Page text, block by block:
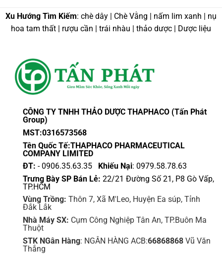
Xu Hướng Tìm Kiếm: chè dây | Chè Vằng | nấm lim xanh | nụ
hoa tam thất | rượu cần | trái nhàu | thảo dược | Dược liệu
CÔNG TY TNHH THẢO DƯỢC THAPHACO (Tấn Phát
Group)
MST:0316573568
Tên Quốc Tế:THAPHACO PHARMACEUTICAL
COMPANY LIMITED
ĐT: - 0906.35.63.35 Khiếu Nại: 0979.58.78.63
Trưng Bày SP Bán Lẻ: 22/21 Đường Số 21, P8 Gò Vấp,
TP.HCM
Vùng Trồng: Thôn 7, Xã M'Leo, Huyện Ea súp, Tỉnh
Đắk Lắk
Nhà Máy SX: Cụm Công Nghiệp Tân An, TP.Buôn Ma
Thuột
STK NGân Hàng: NGÂN HÀNG ACB:66868868Vũ Văn
Thắng